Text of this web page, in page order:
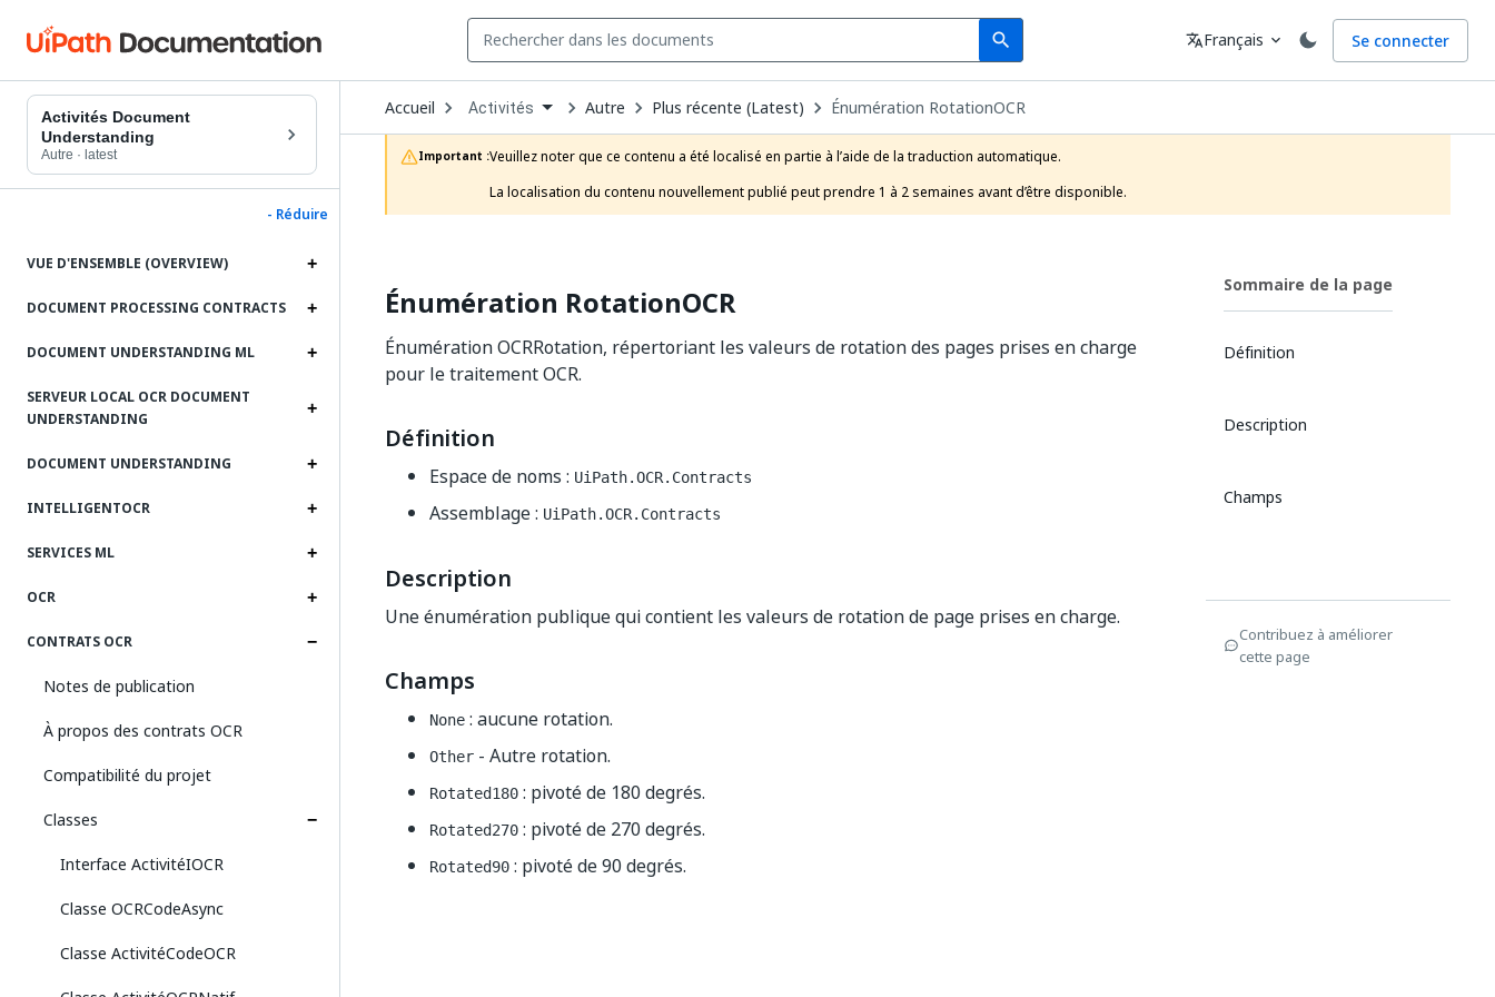
search
Search Langue
translateFrançais expand_more Se connecter
Activités Document
Understanding
Autre · latest
- Réduire
VUE D'ENSEMBLE (OVERVIEW)
DOCUMENT PROCESSING CONTRACTS
DOCUMENT UNDERSTANDING ML
SERVEUR LOCAL OCR DOCUMENT
UNDERSTANDING
DOCUMENT UNDERSTANDING
INTELLIGENTOCR
SERVICES ML
OCR
CONTRATS OCR
Notes de publication
À propos des contrats OCR
Compatibilité du projet
Classes
Interface ActivitéIOCR
Classe OCRCodeAsync
Classe ActivitéCodeOCR
Accueil Open
Dropdown
to
choose
product
Activités Autre Plus récente (Latest) Énumération RotationOCR
Important :Veuillez noter que ce contenu a été localisé en partie à l’aide de la traduction automatique.
La localisation du contenu nouvellement publié peut prendre 1 à 2 semaines avant d’être disponible.
Énumération RotationOCR
Énumération OCRRotation, répertoriant les valeurs de rotation des pages prises en charge
pour le traitement OCR.
Définition
Espace de noms : UiPath.OCR.Contracts
Assemblage : UiPath.OCR.Contracts
Description
Une énumération publique qui contient les valeurs de rotation de page prises en charge.
Champs
None : aucune rotation.
Other - Autre rotation.
Rotated180 : pivoté de 180 degrés.
Rotated270 : pivoté de 270 degrés.
Rotated90 : pivoté de 90 degrés.
Sommaire de la page
Définition
Description
Champs
Contribuez à améliorer
cette page